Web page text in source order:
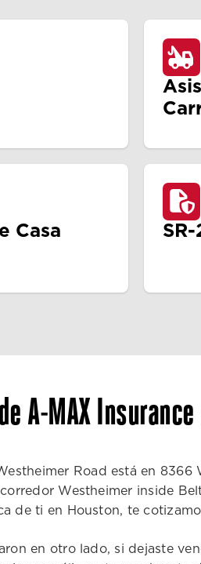
Casa SR-
A-MAX
Road está en 8366
Westheimer inside
de ti en Houston, te
en otro lado, si dejaste